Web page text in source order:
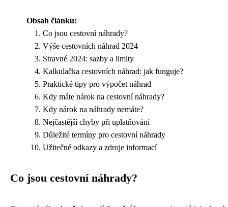
Obsah článku:
Co jsou cestovní náhrady?
Výše cestovních náhrad 2024
Stravné 2024: sazby a limity
Kalkulačka cestovních náhrad: jak funguje?
Praktické tipy pro výpočet náhrad
Kdy máte nárok na cestovní náhrady?
Kdy nárok na náhrady nemáte?
Nejčastější chyby při uplatňování
Důležité termíny pro cestovní náhrady
Užitečné odkazy a zdroje informací
Co jsou cestovní náhrady?